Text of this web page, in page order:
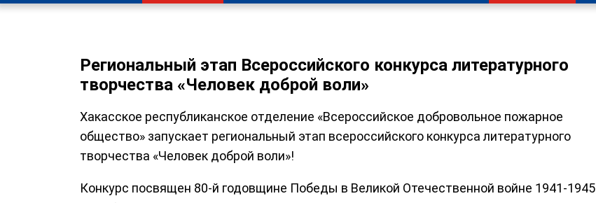
Региональный этап Всероссийского конкурса литературного
творчества «Человек доброй воли»
Хакасское республиканское отделение «Всероссийское добровольное пожарное
общество» запускает региональный этап всероссийского конкурса литературного
творчества «Человек доброй воли»!
Конкурс посвящен 80-й годовщине Победы в Великой Отечественной войне 1941-1945